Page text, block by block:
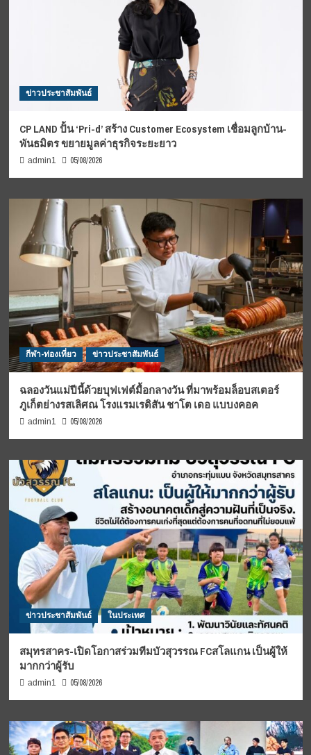
ข่าวประชาสัมพันธ์
CP LAND ปั้น ‘Pri-d’ สร้าง Customer Ecosystem เชื่อมลูกบ้าน-
พันธมิตร ขยายมูลค่าธุรกิจระยะยาว
admin1 05/08/2026
กีฬา-ท่องเที่ยว ข่าวประชาสัมพันธ์
ฉลองวันแม่ปีนี้ด้วยบุฟเฟต์มื้อกลางวัน ที่มาพร้อมล็อบสเตอร์
ภูเก็ตย่างรสเลิศณ โรงแรมเรดิสัน ชาโต เดอ แบบงคอค
admin1 05/08/2026
ข่าวประชาสัมพันธ์ ในประเทศ
สมุทรสาคร-เปิดโอกาสร่วมทีมบัวสุวรรณ FCสโลแกน เป็นผู้ให้
มากกว่าผู้รับ
admin1 05/08/2026